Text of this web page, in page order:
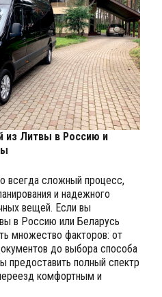
из Литвы в Россию и
всегда сложный процесс,
и надежного
вещей. Если вы
в Россию или Беларусь
множество факторов: от
до выбора способа
предоставить полный спектр
комфортным и